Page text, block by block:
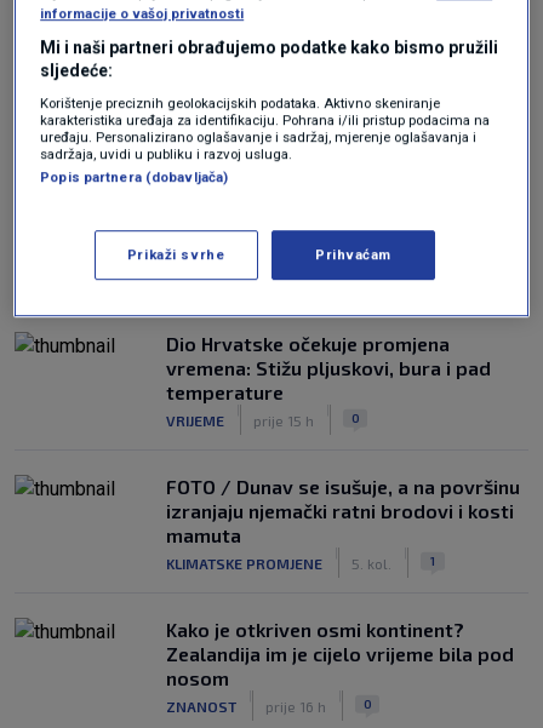
NAJČITANIJE
Dio Hrvatske očekuje promjena
vremena: Stižu pljuskovi, bura i pad
temperature
VRIJEME prije 15 h 0
FOTO / Dunav se isušuje, a na površinu
izranjaju njemački ratni brodovi i kosti
mamuta
KLIMATSKE PROMJENE 5. kol. 1
Kako je otkriven osmi kontinent?
Zealandija im je cijelo vrijeme bila pod
nosom
ZNANOST prije 16 h 0
informacije o vašoj privatnosti
Mi i naši partneri obrađujemo podatke kako bismo pružili
sljedeće:
Korištenje preciznih geolokacijskih podataka. Aktivno skeniranje
karakteristika uređaja za identifikaciju. Pohrana i/ili pristup podacima na
uređaju. Personalizirano oglašavanje i sadržaj, mjerenje oglašavanja i
sadržaja, uvidi u publiku i razvoj usluga.
Popis partnera (dobavljača)
Prikaži svrhe Prihvaćam